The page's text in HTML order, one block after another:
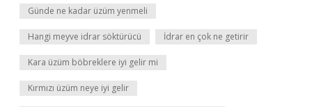
Günde ne kadar üzüm yenmeli
Hangi meyve idrar söktürücü İdrar en çok ne getirir
Kara üzüm böbreklere iyi gelir mi
Kırmızı üzüm neye iyi gelir